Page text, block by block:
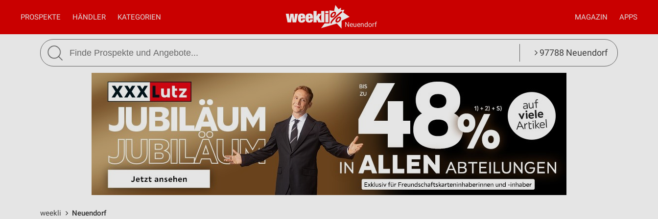
Neuendorf
PROSPEKTE HÄNDLER KATEGORIEN MAGAZIN APPS
97788 Neuendorf
weekli Neuendorf